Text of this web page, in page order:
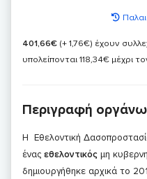
401,66€ (+ 1,76€) έχουν
υπολείπονται 118,34€ μέχρι
Περιγραφή
Η Εθελοντική
ένας εθελοντικός μη
δημιουργήθηκε αρχικά το